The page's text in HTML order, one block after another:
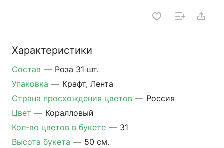
Характеристики
Состав — Роза 31 шт.
Упаковка — Крафт, Лента
Страна просхождения цветов — Россия
Цвет — Коралловый
Кол-во цветов в букете — 31
Высота букета — 50 см.